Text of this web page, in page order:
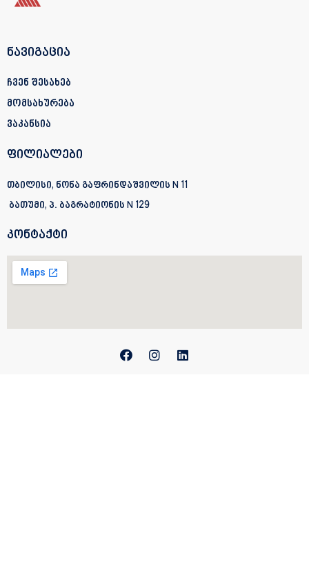
ნავიგაცია
ჩვენ შესახებ
მომსახურება
ვაკანსია
ფილიალები
თბილისი, ნონა გაფრინდაშვილის N 11
ბათუმი, პ. ბაგრატიონის N 129
კონტაქტი